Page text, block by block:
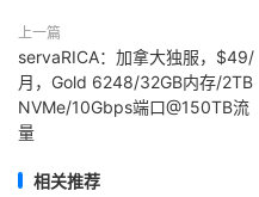
上一篇
servaRICA：加拿大独服，$49/
月，Gold 6248/32GB内存/2TB
NVMe/10Gbps端口@150TB流
量
相关推荐